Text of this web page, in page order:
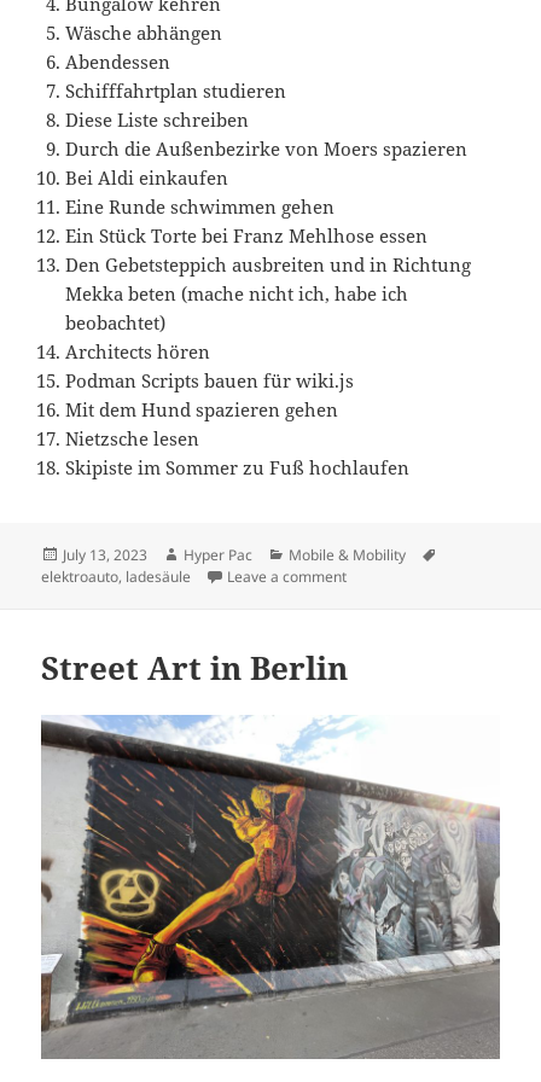
Wäsche abhängen
Abendessen
Schifffahrtplan studieren
Diese Liste schreiben
Durch die Außenbezirke von Moers spazieren
Bei Aldi einkaufen
Eine Runde schwimmen gehen
Ein Stück Torte bei Franz Mehlhose essen
Den Gebetsteppich ausbreiten und in Richtung
Mekka beten (mache nicht ich, habe ich
beobachtet)
Architects hören
Podman Scripts bauen für wiki.js
Mit dem Hund spazieren gehen
Nietzsche lesen
Skipiste im Sommer zu Fuß hochlaufen
Posted
on
July 13, 2023 Author
Hyper Pac Categories
Mobile & Mobility
elektroauto, ladesäule Leave a commenton Dinge die ich (seit 2017)
Street Art in Berlin